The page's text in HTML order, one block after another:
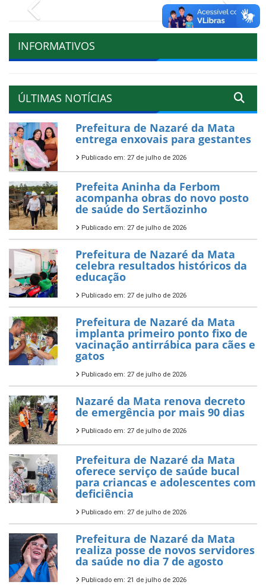
Next
INFORMATIVOS
ÚLTIMAS NOTÍCIAS
Prefeitura de Nazaré da Mata
entrega enxovais para gestantes
Publicado em: 27 de julho de 2026
Prefeita Aninha da Ferbom
acompanha obras do novo posto
de saúde do Sertãozinho
Publicado em: 27 de julho de 2026
Prefeitura de Nazaré da Mata
celebra resultados históricos da
educação
Publicado em: 27 de julho de 2026
Prefeitura de Nazaré da Mata
implanta primeiro ponto fixo de
vacinação antirrábica para cães e
gatos
Publicado em: 27 de julho de 2026
Nazaré da Mata renova decreto
de emergência por mais 90 dias
Publicado em: 27 de julho de 2026
Prefeitura de Nazaré da Mata
oferece serviço de saúde bucal
para criancas e adolescentes com
deficiência
Publicado em: 27 de julho de 2026
Prefeitura de Nazaré da Mata
realiza posse de novos servidores
da saúde no dia 7 de agosto
Publicado em: 21 de julho de 2026